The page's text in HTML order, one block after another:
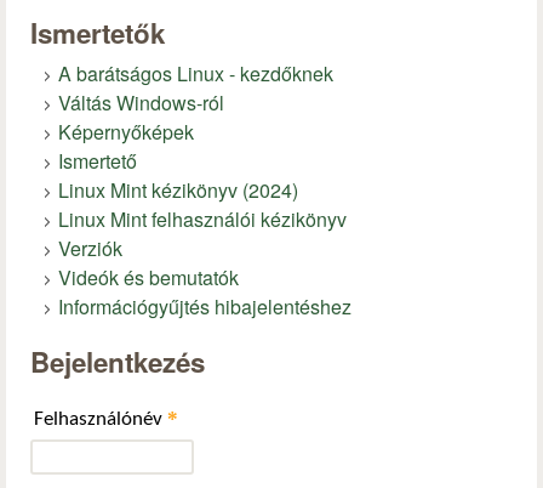
Ismertetők
A barátságos Linux - kezdőknek
Váltás Windows-ról
Képernyőképek
Ismertető
Linux Mint kézikönyv (2024)
Linux Mint felhasználói kézikönyv
Verziók
Videók és bemutatók
Információgyűjtés hibajelentéshez
Bejelentkezés
Felhasználónév *